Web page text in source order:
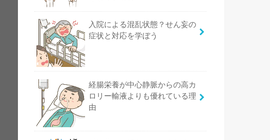
入院による混乱状態？せん妄の
症状と対応を学ぼう
経腸栄養が中心静脈からの高カ
ロリー輸液よりも優れている理
由